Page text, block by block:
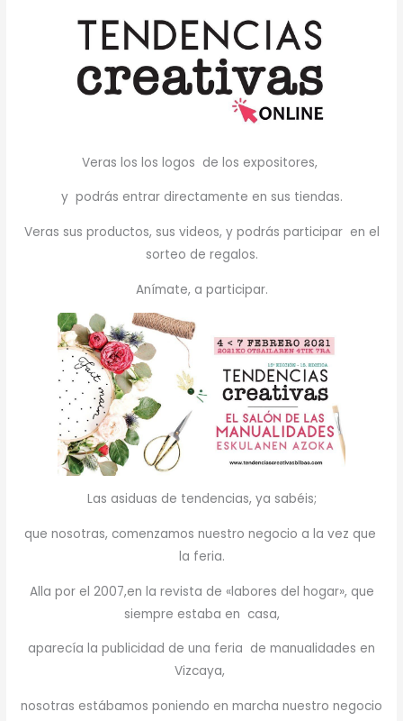
Veras los los logos de los expositores,
y podrás entrar directamente en sus tiendas.
Veras sus productos, sus videos, y podrás participar en el
sorteo de regalos.
Anímate, a participar.
Las asiduas de tendencias, ya sabéis;
que nosotras, comenzamos nuestro negocio a la vez que
la feria.
Alla por el 2007,en la revista de «labores del hogar», que
siempre estaba en casa,
aparecía la publicidad de una feria de manualidades en
Vizcaya,
nosotras estábamos poniendo en marcha nuestro negocio